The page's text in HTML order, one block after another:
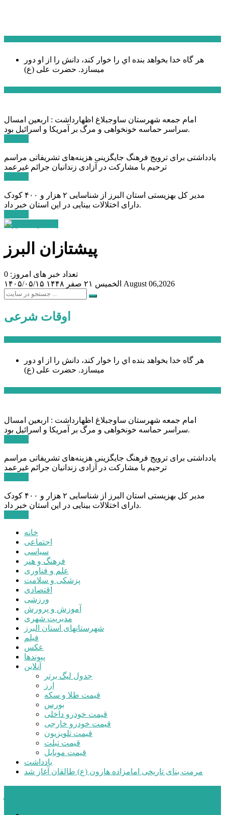
هر گاه خدا بخواهد بنده اي را خوار كند، دانش را از او دور
میسازد. حضرت علی (ع)
امام جمعه شهرستان ساوجبلاغ اظهارداشت : اربعین امسال
سراسر حماسه خونخواهی و مرگ بر آمریکا و اسرائیل بود.
یادداشتی برای ترویج فرهنگ جایگزینی هزینه‌های تشریفاتی مراسم
ترحیم با مشارکت در آزادی زندانیان جرائم غیرعمد
مدیر کل بهزیستی استان البرز از شناسایی ۲ هزار و ۴۰۰ کودک
دارای اختلالات بینایی در این استان خبر داد.
پیشتازان البرز
تعداد خبر های امروز: 0
۱۴۰۵/۰۵/۱۵
الخميس ۲۱ صفر ۱۴۴۸ August 06,2026
اوقات شرعی
هر گاه خدا بخواهد بنده اي را خوار كند، دانش را از او دور
میسازد. حضرت علی (ع)
امام جمعه شهرستان ساوجبلاغ اظهارداشت : اربعین امسال
سراسر حماسه خونخواهی و مرگ بر آمریکا و اسرائیل بود.
یادداشتی برای ترویج فرهنگ جایگزینی هزینه‌های تشریفاتی مراسم
ترحیم با مشارکت در آزادی زندانیان جرائم غیرعمد
مدیر کل بهزیستی استان البرز از شناسایی ۲ هزار و ۴۰۰ کودک
دارای اختلالات بینایی در این استان خبر داد.
خانه
اجتماعی
سیاسی
فرهنگ و هنر
علم و فناوری
پزشکی و سلامت
اقتصادی
ورزشی
آموزش و پرورش
مدیریت شهری
شهرستانهای استان البرز
فیلم
عکس
پیوندها
آنلاین
جدول لیگ برتر
ارز
قیمت طلا و سکه
بورس
قیمت خودرو داخلی
قیمت خودرو خارجی
قیمت تلویزیون
قیمت تبلت
قیمت موبایل
یادداشت
مرمت بنای تاریخی امامزاده هارون (ع) طالقان آغاز شد